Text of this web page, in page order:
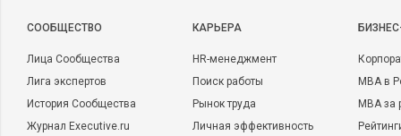
CООБЩЕСТВО
Лица Сообщества
Лига экспертов
История Сообщества
Журнал Executive.ru
КАРЬЕРА
HR-менеджмент
Поиск работы
Рынок труда
Личная эффективность
MBA в
MBA